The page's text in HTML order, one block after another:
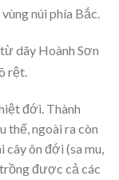
núi phía Bắc.
dãy Hoành Sơn
rệt.
đới. Thành
thế, ngoài ra còn
cây ôn đới (sa mu,
được cả các